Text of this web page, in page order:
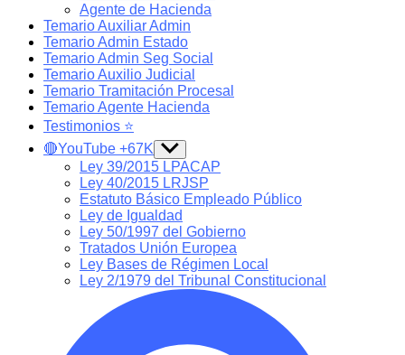
Agente de Hacienda
Temario Auxiliar Admin
Temario Admin Estado
Temario Admin Seg Social
Temario Auxilio Judicial
Temario Tramitación Procesal
Temario Agente Hacienda
Testimonios ⭐️
🔴YouTube +67K Show
sub
menu
Ley 39/2015 LPACAP
Ley 40/2015 LRJSP
Estatuto Básico Empleado Público
Ley de Igualdad
Ley 50/1997 del Gobierno
Tratados Unión Europea
Ley Bases de Régimen Local
Ley 2/1979 del Tribunal Constitucional